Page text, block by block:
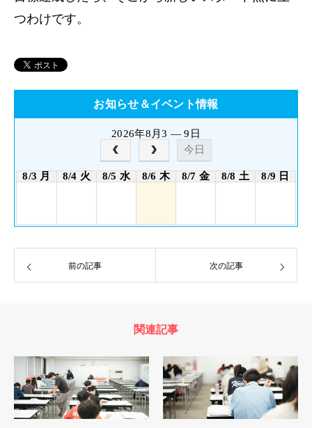
つわけです。
お知らせ＆イベント情報
2026年8月3 — 9日
今日
8/3 月 8/4 火 8/5 水 8/6 木 8/7 金 8/8 土 8/9 日
前の記事 次の記事
関連記事